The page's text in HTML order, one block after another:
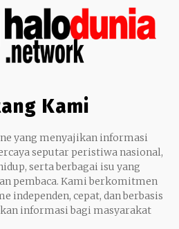
Kami
yang menyajikan informasi
seputar peristiwa nasional,
serta berbagai isu yang
pembaca. Kami berkomitmen
independen, cepat, dan berbasis
informasi bagi masyarakat